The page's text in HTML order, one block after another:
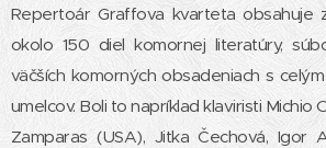
Repertoár Graffova kvarteta obsahuje
okolo 150 diel komornej literatúry,
väčších komorných obsadeniach s
umelcov. Boli to napríklad klaviristi Michio
Zamparas (USA), Jitka Čechová, Igor